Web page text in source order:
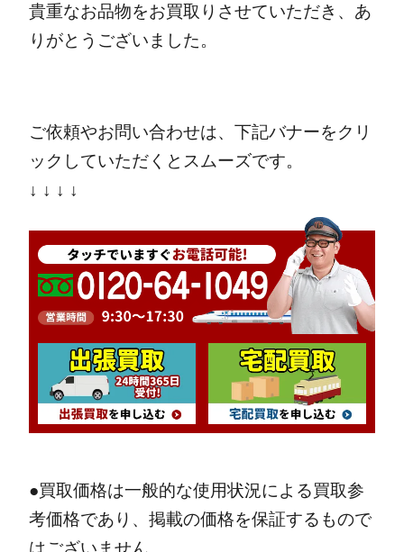
貴重なお品物をお買取りさせていただき、あ
りがとうございました。
ご依頼やお問い合わせは、下記バナーをクリ
ックしていただくとスムーズです。
↓ ↓ ↓ ↓
●買取価格は一般的な使用状況による買取参
考価格であり、掲載の価格を保証するもので